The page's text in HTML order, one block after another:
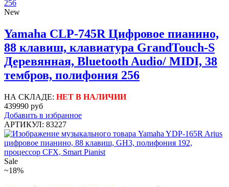
New
Yamaha CLP-745R Цифровое пианино,
88 клавиш, клавиатура GrandTouch-S
Деревянная, Bluetooth Audio/ MIDI, 38
тембров, полифония 256
НА СКЛАДЕ: НЕТ В НАЛИЧИИ
439990 руб
Добавить в избранное
АРТИКУЛ: 83227
Sale
~18%